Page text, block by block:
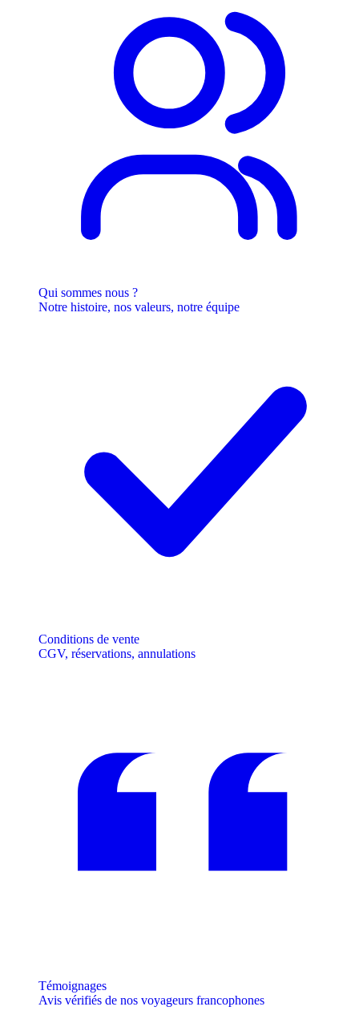
Qui sommes nous ?
Notre histoire, nos valeurs, notre équipe
Conditions de vente
CGV, réservations, annulations
Témoignages
Avis vérifiés de nos voyageurs francophones